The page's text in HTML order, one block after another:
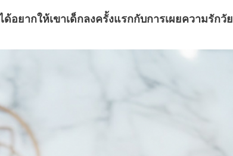
อยากให้เขาเด็กลงครั้งแรกกับการเผยความรักวัย